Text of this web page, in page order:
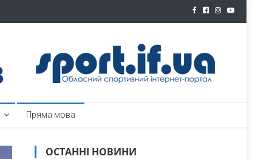
Пряма мова
ОСТАННІ НОВИНИ